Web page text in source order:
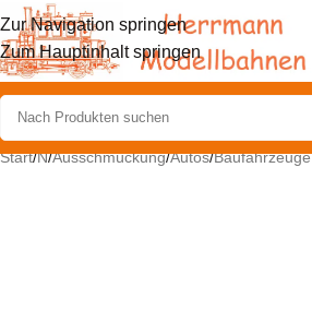
Zur Navigation springen
Zum Hauptinhalt springen
Start/N/Ausschmückung/Autos/Baufahrzeuge